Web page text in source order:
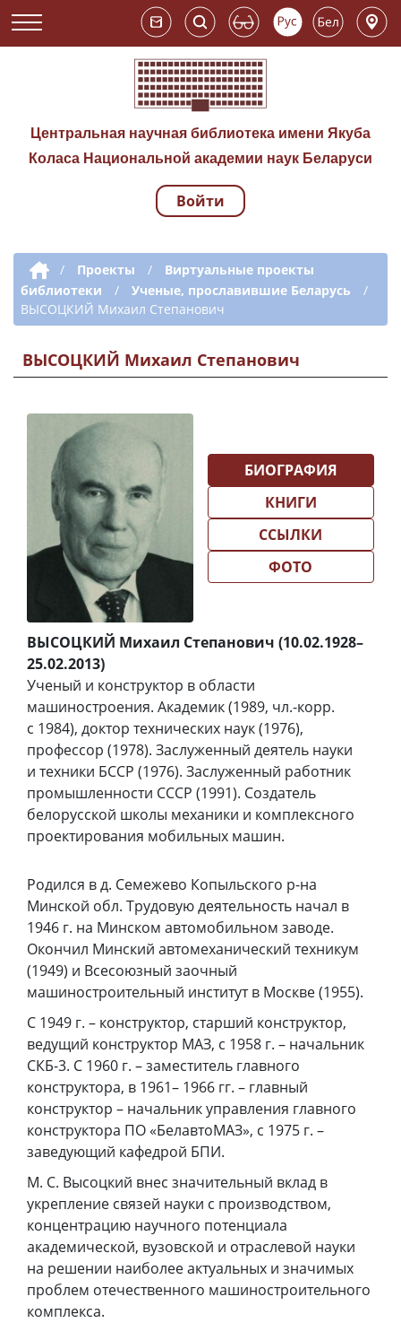
Центральная научная библиотека имени Якуба
Коласа Национальной академии наук Беларуси
Навигация по
Войти
Дополнительная навигация
/ Проекты /
Виртуальные проекты
библиотеки
/ Ученые, прославившие Беларусь
/
ВЫСОЦКИЙ Михаил Степанович
ВЫСОЦКИЙ Михаил Степанович
ВЫСОЦКИЙ Михаил Степанович (10.02.1928–
25.02.2013)
Ученый и конструктор в области
машиностроения. Академик (1989, чл.-корр.
с 1984), доктор технических наук (1976),
профессор (1978). Заслуженный деятель науки
и техники БССР (1976). Заслуженный работник
промышленности СССР (1991). Создатель
белорусской школы механики и комплексного
проектирования мобильных машин.
БИОГРАФИЯ
КНИГИ
ССЫЛКИ
ФОТО
Родился в д. Семежево Копыльского р-на
Минской обл. Трудовую деятельность начал в
1946 г. на Минском автомобильном заводе.
Окончил Минский автомеханический техникум
(1949) и Всесоюзный заочный
машиностроительный институт в Москве (1955).
С 1949 г. – конструктор, старший конструктор,
ведущий конструктор МАЗ, с 1958 г. – начальник
СКБ-3. С 1960 г. – заместитель главного
конструктора, в 1961– 1966 гг. – главный
конструктор – начальник управления главного
конструктора ПО «БелавтоМАЗ», с 1975 г. –
заведующий кафедрой БПИ.
М. С. Высоцкий внес значительный вклад в
укрепление связей науки с производством,
концентрацию научного потенциала
академической, вузовской и отраслевой науки
на решении наиболее актуальных и значимых
проблем отечественного машиностроительного
комплекса.